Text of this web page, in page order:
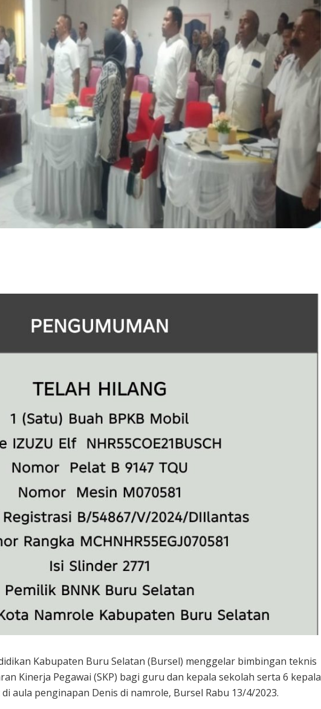
Kabupaten Buru Selatan (Bursel) menggelar bimbingan teknis
Kinerja Pegawai (SKP) bagi guru dan kepala sekolah serta 6 kepala
aula penginapan Denis di namrole, Bursel Rabu 13/4/2023.